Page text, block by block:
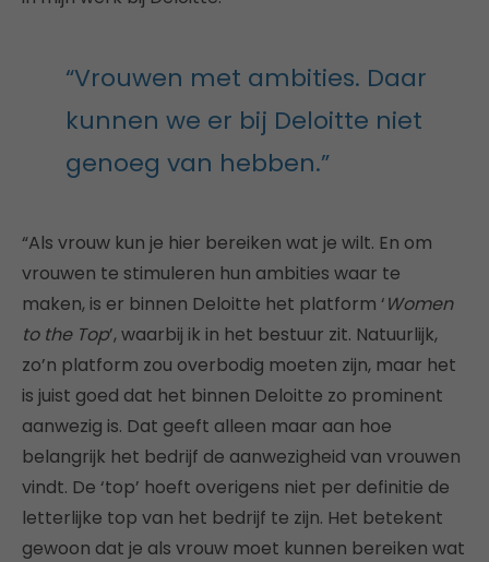
“Vrouwen met ambities. Daar
kunnen we er bij Deloitte niet
genoeg van hebben.”
“Als vrouw kun je hier bereiken wat je wilt. En om
vrouwen te stimuleren hun ambities waar te
maken, is er binnen Deloitte het platform ‘Women
to the Top’, waarbij ik in het bestuur zit. Natuurlijk,
zo’n platform zou overbodig moeten zijn, maar het
is juist goed dat het binnen Deloitte zo prominent
aanwezig is. Dat geeft alleen maar aan hoe
belangrijk het bedrijf de aanwezigheid van vrouwen
vindt. De ‘top’ hoeft overigens niet per definitie de
letterlijke top van het bedrijf te zijn. Het betekent
gewoon dat je als vrouw moet kunnen bereiken wat